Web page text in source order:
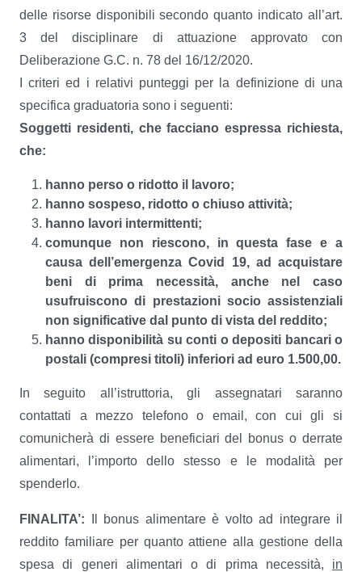
delle risorse disponibili secondo quanto indicato all’art.
3 del disciplinare di attuazione approvato con
Deliberazione G.C. n. 78 del 16/12/2020.
I criteri ed i relativi punteggi per la definizione di una
specifica graduatoria sono i seguenti:
Soggetti residenti, che facciano espressa richiesta,
che:
hanno perso o ridotto il lavoro;
hanno sospeso, ridotto o chiuso attività;
hanno lavori intermittenti;
comunque non riescono, in questa fase e a
causa dell’emergenza Covid 19, ad acquistare
beni di prima necessità, anche nel caso
usufruiscono di prestazioni socio assistenziali
non significative dal punto di vista del reddito;
hanno disponibilità su conti o depositi bancari o
postali (compresi titoli) inferiori ad euro 1.500,00.
In seguito all’istruttoria, gli assegnatari saranno
contattati a mezzo telefono o email, con cui gli si
comunicherà di essere beneficiari del bonus o derrate
alimentari, l’importo dello stesso e le modalità per
spenderlo.
FINALITA’: Il bonus alimentare è volto ad integrare il
reddito familiare per quanto attiene alla gestione della
spesa di generi alimentari o di prima necessità, in